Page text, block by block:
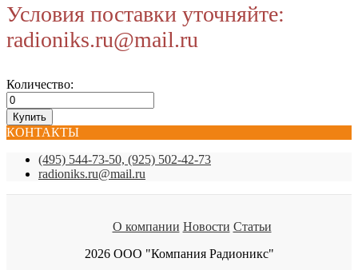
Условия поставки уточняйте:
radioniks.ru@mail.ru
Количество:
КОНТАКТЫ
(495) 544-73-50, (925) 502-42-73
radioniks.ru@mail.ru
О компании Новости Статьи
2026 ООО "Компания Радионикс"